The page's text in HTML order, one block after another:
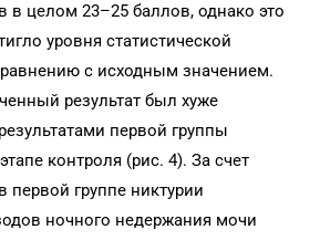
в целом 23–25 баллов, однако это
уровня статистической
с исходным значением.
результат был хуже
первой группы
контроля (рис. 4). За счет
первой группе никтурии
ночного недержания мочи